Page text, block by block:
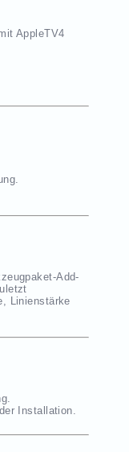
AppleTV4
Add-
Linienstärke
Installation.